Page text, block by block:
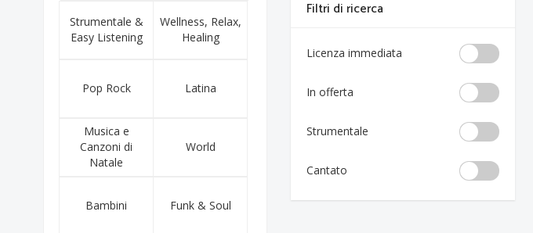
Strumentale &
Easy Listening
Wellness, Relax,
Healing
Pop Rock Latina
Musica e
Canzoni di
Natale
World
Bambini Funk & Soul
Filtri di ricerca
Licenza immediata
In offerta
Strumentale
Cantato